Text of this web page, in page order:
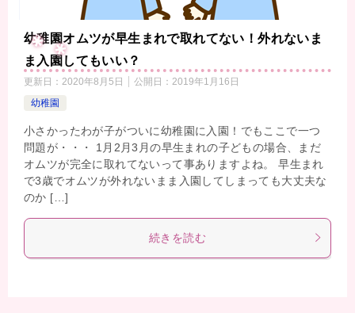
幼稚園オムツが早生まれで取れてない！外れないま
ま入園してもいい？
更新日： 2020年8月5日 公開日： 2019年1月16日
幼稚園
小さかったわが子がついに幼稚園に入園！でもここで一つ
問題が・・・ 1月2月3月の早生まれの子どもの場合、まだ
オムツが完全に取れてないって事ありますよね。 早生まれ
で3歳でオムツが外れないまま入園してしまっても大丈夫な
のか […]
続きを読む